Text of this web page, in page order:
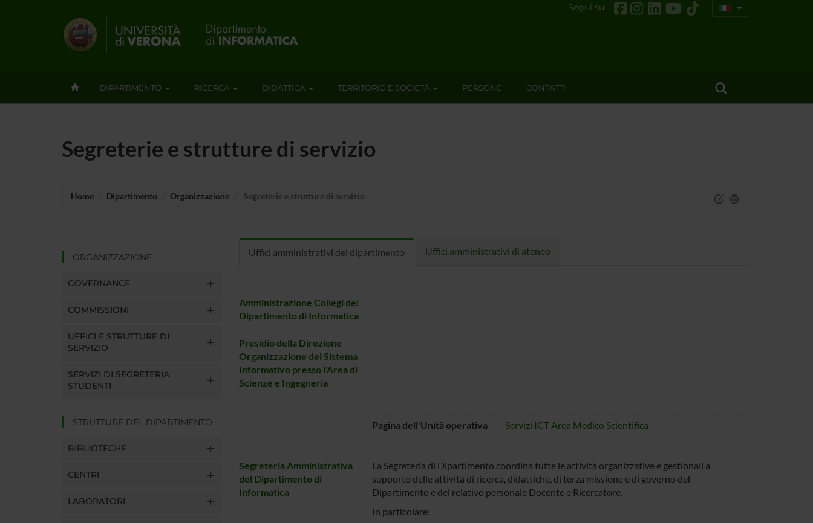
Segui su
DIPARTIMENTO RICERCA DIDATTICA TERRITORIO E SOCIETÀ PERSONE CONTATTI
Segreterie e strutture di servizio
Home Dipartimento Organizzazione Segreterie e strutture di servizio
ORGANIZZAZIONE
GOVERNANCE
COMMISSIONI
UFFICI E STRUTTURE DI
SERVIZIO
SERVIZI DI SEGRETERIA
STUDENTI
STRUTTURE DEL DIPARTIMENTO
BIBLIOTECHE
CENTRI
LABORATORI
Uffici amministrativi del dipartimento Uffici amministrativi di ateneo
Amministrazione Collegi del
Dipartimento di Informatica
Presidio della Direzione
Organizzazione del Sistema
Informativo presso l'Area di
Scienze e Ingegneria
Pagina dell'Unità operativa Servizi ICT Area Medico Scientifica
Segreteria Amministrativa
del Dipartimento di
Informatica
La Segreteria di Dipartimento coordina tutte le attività organizzative e gestionali a
supporto delle attività di ricerca, didattiche, di terza missione e di governo del
Dipartimento e del relativo personale Docente e Ricercatore.
In particolare: